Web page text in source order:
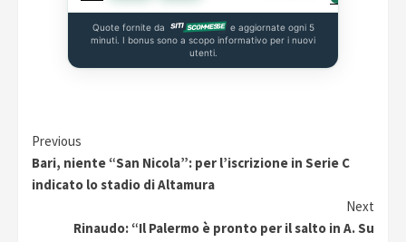
Quote fornite da
e aggiornate ogni 5
minuti. I bonus sono a scopo informativo per i nuovi
utenti.
Continue
Reading
Previous
Bari, niente “San Nicola”: per l’iscrizione in Serie C
indicato lo stadio di Altamura
Next
Rinaudo: “Il Palermo è pronto per il salto in A. Su